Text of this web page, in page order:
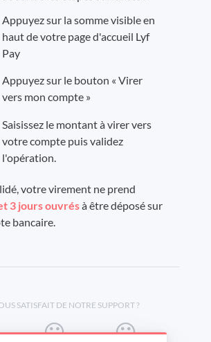
Appuyez sur la somme visible en
haut de votre page d'accueil Lyf
Pay
Appuyez sur le bouton « Virer
vers mon compte »
Saisissez le montant à virer vers
votre compte puis validez
l'opération.
votre virement ne prend
3 jours ouvrésà être déposé sur
bancaire.
SATISFAIT DE NOTRE SUPPORT ?